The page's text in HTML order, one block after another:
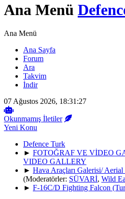
Ana Menü
Ana Menü
Ana Sayfa
Forum
Ara
Takvim
İndir
07 Ağustos 2026, 18:31:27
Okunmamış İletiler
Yeni Konu
Defence Turk
► FOTOĞRAF VE VİDEO
VIDEO GALLERY
► Hava Araçları Galerisi/
(Moderatörler: SÜVARİ, Wild
► F-16C/D Fighting Falcon